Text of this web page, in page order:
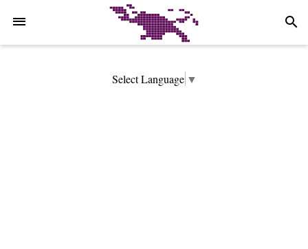
search
Select Language ▼